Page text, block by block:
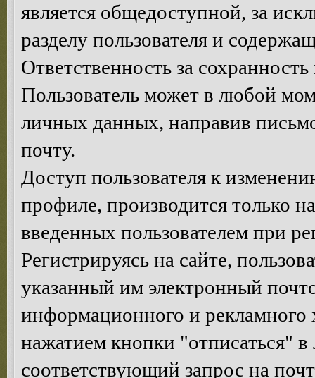
является общедоступной, за
разделу пользователя и
Ответственность за
Пользователь может в любой
личных данных, направив
почту.
Доступ пользователя к
профиле, производится только
введенных пользователем при
Регистрируясь на сайте,
указанный им электронный
информационного и рекламного
нажатием кнопки "отписаться"
соответствующий запрос на